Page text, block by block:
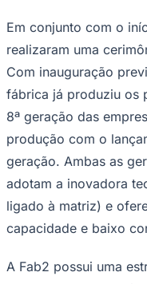
Sport
Com inauguração
fábrica já produziu os
8ª geração das
produção com o
geração. Ambas as
adotam a inovadora
ligado à matriz) e
capacidade e baixo
A Fab2 possui uma
fabricação de última